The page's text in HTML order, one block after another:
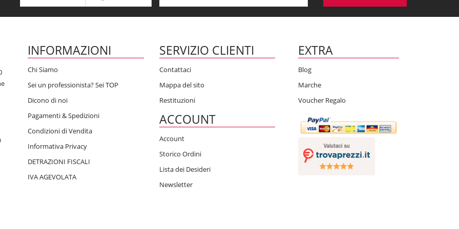
INFORMAZIONI
Chi Siamo
Sei un professionista? Sei TOP
Dicono di noi
Pagamenti & Spedizioni
Condizioni di Vendita
Informativa Privacy
DETRAZIONI FISCALI
IVA AGEVOLATA
SERVIZIO CLIENTI
Contattaci
Mappa del sito
Restituzioni
ACCOUNT
Account
Storico Ordini
Lista dei Desideri
Newsletter
EXTRA
Blog
Marche
Voucher Regalo